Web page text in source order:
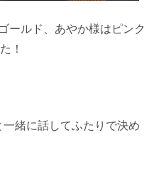
ールド、あやか様はピンク
！
緒に話してふたりで決め